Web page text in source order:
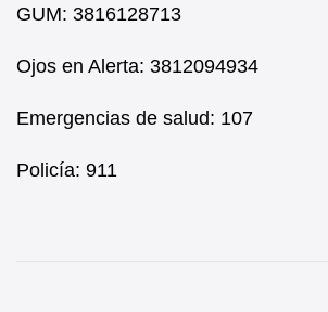
GUM: 3816128713
Ojos en Alerta: 3812094934
Emergencias de salud: 107
Policía: 911